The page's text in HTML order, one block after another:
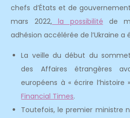
chefs d’États et de
mars 2022,la possibilité de
adhésion accélérée de l’Ukraine a
La veille du début du
des Affaires étrangères
européens à « écrire
Financial Times.
Toutefois, le premier ministre